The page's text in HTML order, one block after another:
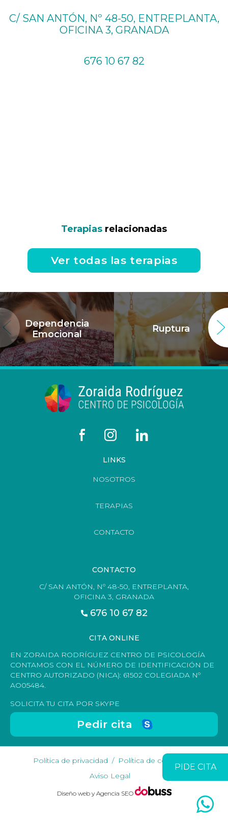
PIDE CITA
C/ SAN ANTÓN, Nº 48-50, ENTREPLANTA,
OFICINA 3, GRANADA
676 10 67 82
Terapias relacionadas
Dependencia
Emocional
Ruptura
Ver todas las terapias
LINKS
NOSOTROS
TERAPIAS
CONTACTO
CONTACTO
C/ SAN ANTÓN, Nº 48-50, ENTREPLANTA,
OFICINA 3, GRANADA
676 10 67 82
CITA ONLINE
EN ZORAIDA RODRÍGUEZ CENTRO DE PSICOLOGÍA
CONTAMOS CON EL NÚMERO DE IDENTIFICACIÓN DE
CENTRO AUTORIZADO (NICA): 61502 COLEGIADA Nº
AO05484.
SOLICITA TU CITA POR SKYPE
Pedir cita
Política de privacidad
Política de cookies
Aviso Legal
Diseño web y Agencia SEO